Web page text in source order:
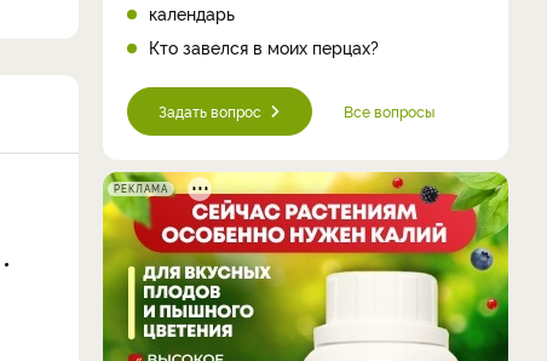
календарь
Кто завелся в моих перцах?
Задать вопрос Все вопросы
РЕКЛАМА